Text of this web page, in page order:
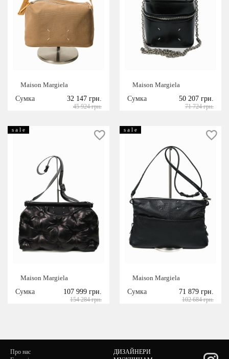
Maison Margiela
Сумка
32 147 грн.
45 924 грн.
Maison Margiela
Сумка
50 207 грн.
71 724 грн.
s a l e
Maison Margiela
Сумка
107 999 грн.
154 284 грн.
s a l e
Maison Margiela
Сумка
71 879 грн.
102 684 грн.
Про нас
ДИЗАЙНЕРИ